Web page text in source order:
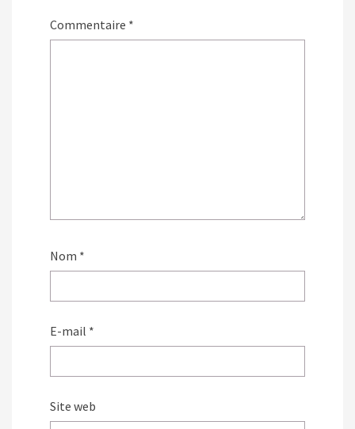
Commentaire *
Nom *
E-mail *
Site web